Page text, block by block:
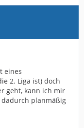
eines
2. Liga ist) doch
geht, kann ich mir
dadurch planmäßig